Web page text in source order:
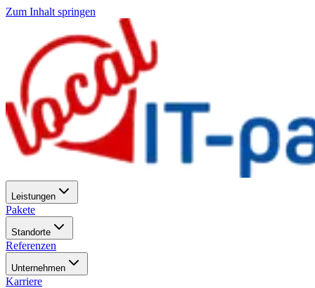
Zum Inhalt springen
Leistungen
Pakete
Standorte
Referenzen
Unternehmen
Karriere